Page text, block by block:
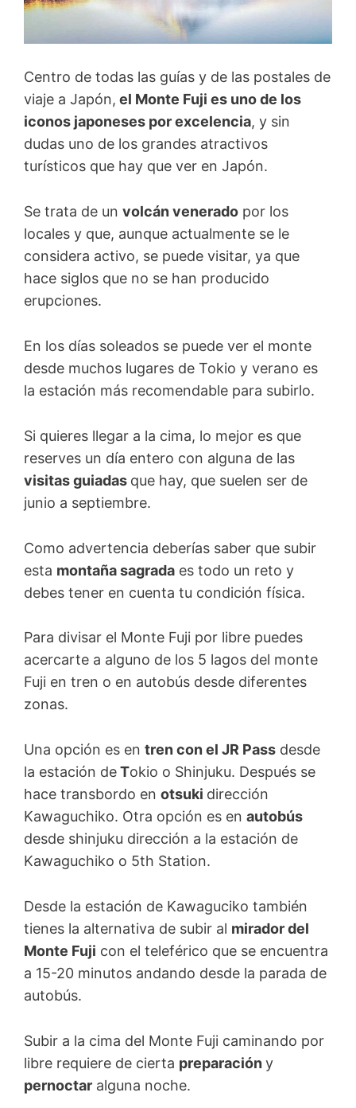
Centro de todas las guías y de las postales de
viaje a Japón, el Monte Fuji es uno de los
iconos japoneses por excelencia, y sin
dudas uno de los grandes atractivos
turísticos que hay que ver en Japón.
Se trata de un volcán venerado por los
locales y que, aunque actualmente se le
considera activo, se puede visitar, ya que
hace siglos que no se han producido
erupciones.
En los días soleados se puede ver el monte
desde muchos lugares de Tokio y verano es
la estación más recomendable para subirlo.
Si quieres llegar a la cima, lo mejor es que
reserves un día entero con alguna de las
visitas guiadas que hay, que suelen ser de
junio a septiembre.
Como advertencia deberías saber que subir
esta montaña sagrada es todo un reto y
debes tener en cuenta tu condición física.
Para divisar el Monte Fuji por libre puedes
acercarte a alguno de los 5 lagos del monte
Fuji en tren o en autobús desde diferentes
zonas.
Una opción es en tren con el JR Pass desde
la estación deTokio o Shinjuku. Después se
hace transbordo en otsuki dirección
Kawaguchiko. Otra opción es en autobús
desde shinjuku dirección a la estación de
Kawaguchiko o 5th Station.
Desde la estación de Kawaguciko también
tienes la alternativa de subir al mirador del
Monte Fuji con el teleférico que se encuentra
a 15-20 minutos andando desde la parada de
autobús.
Subir a la cima del Monte Fuji caminando por
libre requiere de cierta preparacióny
pernoctar alguna noche.